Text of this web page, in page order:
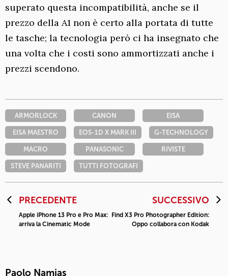
superato questa incompatibilità, anche se il
prezzo della A1 non è certo alla portata di tutte
le tasche; la tecnologia però ci ha insegnato che
una volta che i costi sono ammortizzati anche i
prezzi scendono.
ARMORLOCK CANON EISA
EISA MAESTRO EOS-1D X MARK III G-TECHNOLOGY
MACRO PANASONIC RIVISTE
STEVE PANARITI TUTTI FOTOGRAFI
PRECEDENTE
Apple iPhone 13 Pro e Pro Max:
arriva la Cinematic Mode
SUCCESSIVO
Find X3 Pro Photographer Edition:
Oppo collabora con Kodak
Paolo Namias